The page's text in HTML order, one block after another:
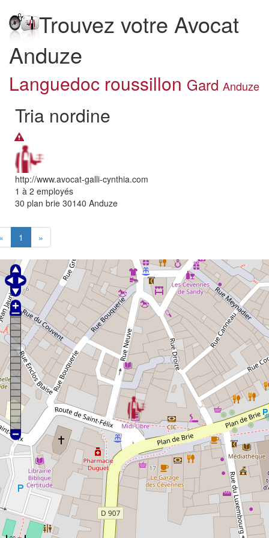
Trouvez votre Avocat
Anduze
Languedoc roussillon Gard Anduze
Tria nordine
http://www.avocat-galli-cynthia.com
1 à 2 employés
30 plan brie 30140 Anduze
1 »
VOTRE Expert comptable
profession libérale
dispo Anduze Comptabilité Dès
34.9 € mensuel